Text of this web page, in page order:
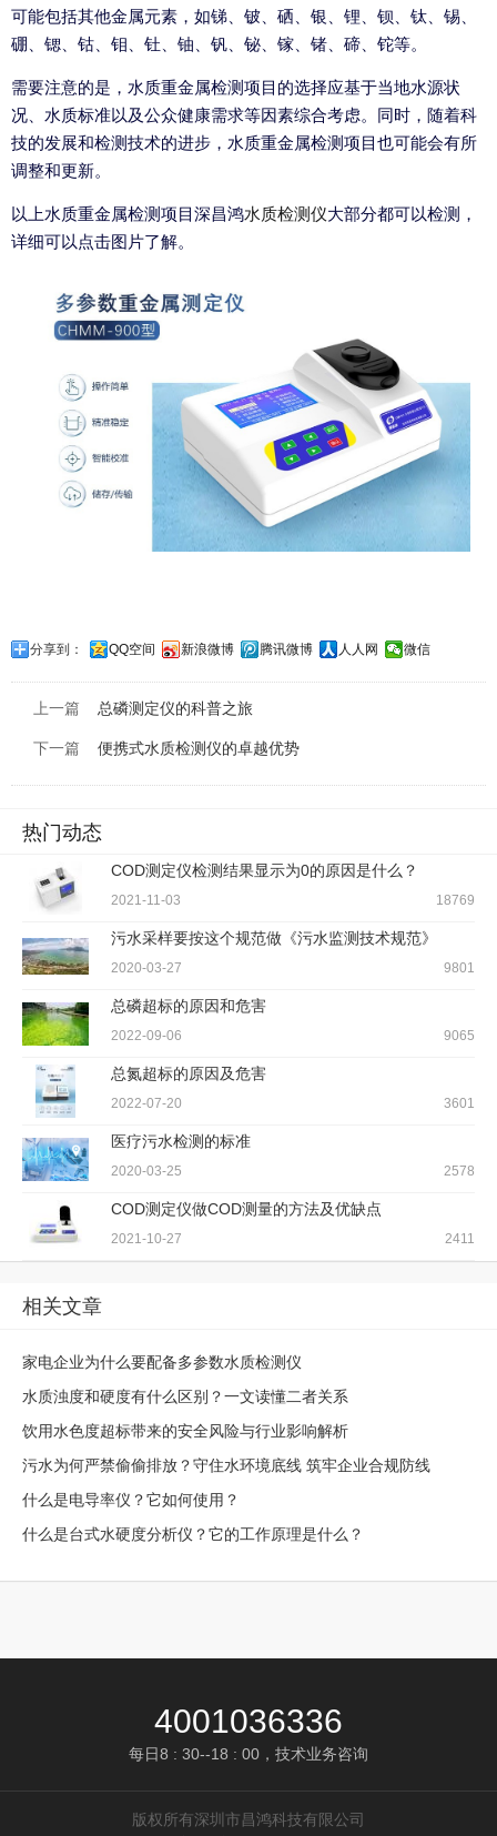
可能包括其他金属元素，如锑、铍、硒、银、锂、钡、钛、锡、
硼、锶、钴、钼、钍、铀、钒、铋、镓、锗、碲、铊等。
需要注意的是，水质重金属检测项目的选择应基于当地水源状
况、水质标准以及公众健康需求等因素综合考虑。同时，随着科
技的发展和检测技术的进步，水质重金属检测项目也可能会有所
调整和更新。
以上水质重金属检测项目深昌鸿水质检测仪大部分都可以检测，
详细可以点击图片了解。
分享到： QQ空间 新浪微博 腾讯微博 人人网 微信
上一篇 ​总磷测定仪的科普之旅
下一篇 便携式水质检测仪的卓越优势
热门动态
COD测定仪检测结果显示为0的原因是什么？
2021-11-03 18769
污水采样要按这个规范做《污水监测技术规范》
2020-03-27 9801
总磷超标的原因和危害
2022-09-06 9065
总氮超标的原因及危害
2022-07-20 3601
医疗污水检测的标准
2020-03-25 2578
COD测定仪做COD测量的方法及优缺点
2021-10-27 2411
相关文章
家电企业为什么要配备多参数水质检测仪
水质浊度和硬度有什么区别？一文读懂二者关系
饮用水色度超标带来的安全风险与行业影响解析
污水为何严禁偷偷排放？守住水环境底线 筑牢企业合规防线
什么是电导率仪？它如何使用？
什么是台式水硬度分析仪？它的工作原理是什么？
4001036336
每日8 : 30--18 : 00，技术业务咨询
版权所有深圳市昌鸿科技有限公司